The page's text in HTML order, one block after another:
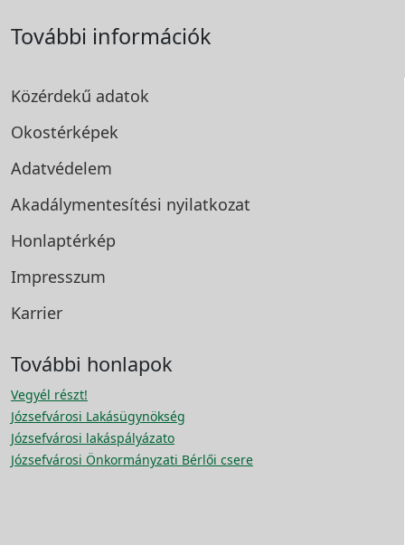
További információk
Közérdekű adatok
Okostérképek
Adatvédelem
Akadálymentesítési nyilatkozat
Honlaptérkép
Impresszum
Karrier
További honlapok
Vegyél részt!
Józsefvárosi Lakásügynökség
Józsefvárosi lakáspályázato
Józsefvárosi Önkormányzati Bérlői csere